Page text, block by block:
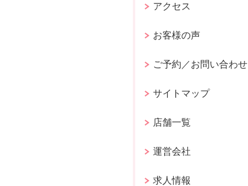
アクセス
お客様の声
ご予約／お問い合わせ
サイトマップ
店舗一覧
運営会社
求人情報